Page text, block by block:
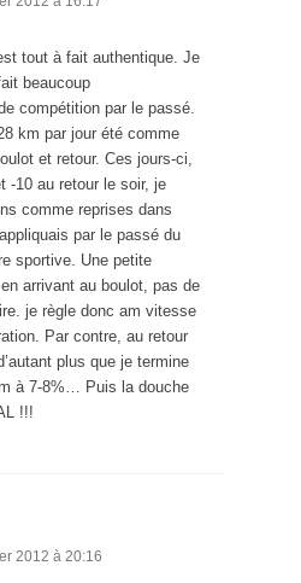
tout à fait authentique. Je
beaucoup
compétition par le passé.
km par jour été comme
et retour. Ces jours-ci,
-10 au retour le soir, je
comme reprises dans
par le passé du
sportive. Une petite
arrivant au boulot, pas de
je règle donc am vitesse
Par contre, au retour
plus que je termine
à 7-8%… Puis la douche
!!!
2012 à 20:16